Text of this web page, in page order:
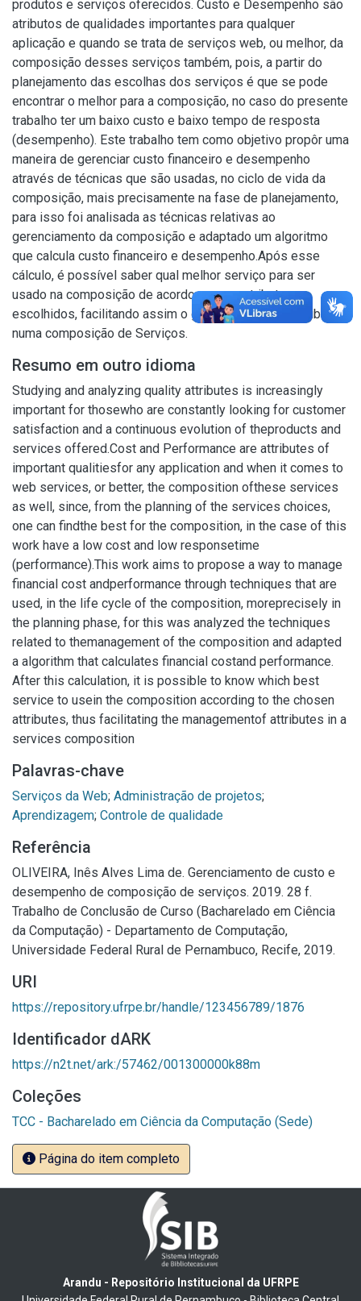
produtos e serviços oferecidos. Custo e Desempenho são
atributos de qualidades importantes para qualquer
aplicação e quando se trata de serviços web, ou melhor, da
composição desses serviços também, pois, a partir do
planejamento das escolhas dos serviços é que se pode
encontrar o melhor para a composição, no caso do presente
trabalho ter um baixo custo e baixo tempo de resposta
(desempenho). Este trabalho tem como objetivo propôr uma
maneira de gerenciar custo financeiro e desempenho
através de técnicas que são usadas, no ciclo de vida da
composição, mais precisamente na fase de planejamento,
para isso foi analisada as técnicas relativas ao
gerenciamento da composição e adaptado um algoritmo
que calcula custo financeiro e desempenho.Após esse
cálculo, é possível saber qual melhor serviço para ser
usado na composição de acordo com os atributos
escolhidos, facilitando assim o gerenciamento de atributos
numa composição de Serviços.
Resumo em outro idioma
Studying and analyzing quality attributes is increasingly
important for thosewho are constantly looking for customer
satisfaction and a continuous evolution of theproducts and
services offered.Cost and Performance are attributes of
important qualitiesfor any application and when it comes to
web services, or better, the composition ofthese services
as well, since, from the planning of the services choices,
one can findthe best for the composition, in the case of this
work have a low cost and low responsetime
(performance).This work aims to propose a way to manage
financial cost andperformance through techniques that are
used, in the life cycle of the composition, moreprecisely in
the planning phase, for this was analyzed the techniques
related to themanagement of the composition and adapted
a algorithm that calculates financial costand performance.
After this calculation, it is possible to know which best
service to usein the composition according to the chosen
attributes, thus facilitating the managementof attributes in a
services composition
Palavras-chave
Serviços da Web; Administração de projetos;
Aprendizagem; Controle de qualidade
Referência
OLIVEIRA, Inês Alves Lima de. Gerenciamento de custo e
desempenho de composição de serviços. 2019. 28 f.
Trabalho de Conclusão de Curso (Bacharelado em Ciência
da Computação) - Departamento de Computação,
Universidade Federal Rural de Pernambuco, Recife, 2019.
URI
https://repository.ufrpe.br/handle/123456789/1876
Identificador dARK
https://n2t.net/ark:/57462/001300000k88m
Coleções
TCC - Bacharelado em Ciência da Computação (Sede)
Página do item completo
Arandu - Repositório Institucional da UFRPE